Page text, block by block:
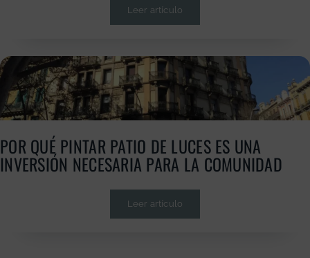
Leer artículo
POR QUÉ PINTAR PATIO DE LUCES ES UNA
INVERSIÓN NECESARIA PARA LA COMUNIDAD
Leer artículo